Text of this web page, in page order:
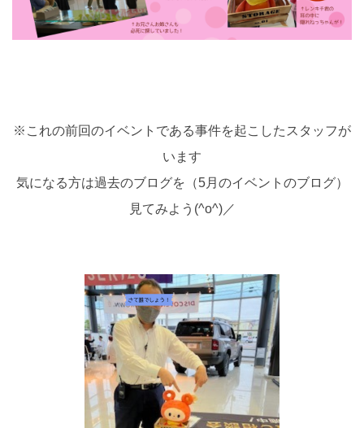
※これの前回のイベントである事件を起こしたスタッフが
います
気になる方は過去のブログを（5月のイベントのブログ）
見てみよう(^o^)／